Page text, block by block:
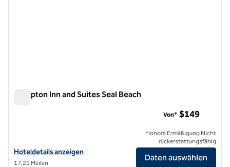
Hampton Inn and Suites Seal Beach
Hoteldetails für Hampton Inn and Suites Seal Beach anzeigen
Hoteldetails anzeigen
17,21 Meilen
Von* $149
Honors Ermäßigung Nicht
rückerstattungsfähig
Daten auswählen